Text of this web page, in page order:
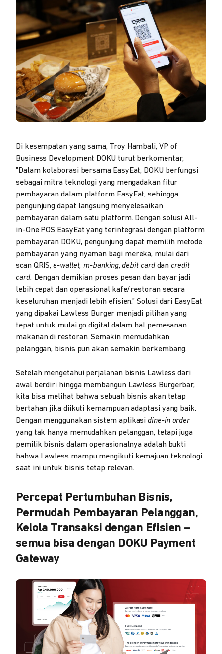
Di kesempatan yang sama, Troy Hambali, VP of
Business Development DOKU turut berkomentar,
"Dalam kolaborasi bersama EasyEat, DOKU berfungsi
sebagai mitra teknologi yang mengadakan fitur
pembayaran dalam platform EasyEat, sehingga
pengunjung dapat langsung menyelesaikan
pembayaran dalam satu platform. Dengan solusi All-
in-One POS EasyEat yang terintegrasi dengan platform
pembayaran DOKU, pengunjung dapat memilih metode
pembayaran yang nyaman bagi mereka, mulai dari
scan QRIS,e-wallet, m-banking, debit carddancredit
card. Dengan demikian proses pesan dan bayar jadi
lebih cepat dan operasional kafe/restoran secara
keseluruhan menjadi lebih efisien.” Solusi dari EasyEat
yang dipakai Lawless Burger menjadi pilihan yang
tepat untuk mulai go digital dalam hal pemesanan
makanan di restoran. Semakin memudahkan
pelanggan, bisnis pun akan semakin berkembang.
Setelah mengetahui perjalanan bisnis Lawless dari
awal berdiri hingga membangun Lawless Burgerbar,
kita bisa melihat bahwa sebuah bisnis akan tetap
bertahan jika diikuti kemampuan adaptasi yang baik.
Dengan menggunakan sistem aplikasidine-in order
yang tak hanya memudahkan pelanggan, tetapi juga
pemilik bisnis dalam operasionalnya adalah bukti
bahwa Lawless mampu mengikuti kemajuan teknologi
saat ini untuk bisnis tetap relevan.
Percepat Pertumbuhan Bisnis,
Permudah Pembayaran Pelanggan,
Kelola Transaksi dengan Efisien –
semua bisa dengan DOKU Payment
Gateway